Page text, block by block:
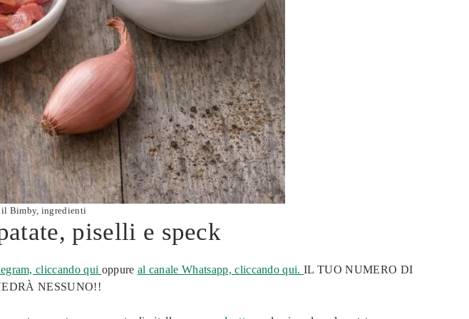
il Bimby, ingredienti
piselli e speck
cliccando qui oppure al canale Whatsapp, cliccando qui.IL TUO NUMERO DI
NESSUNO!!